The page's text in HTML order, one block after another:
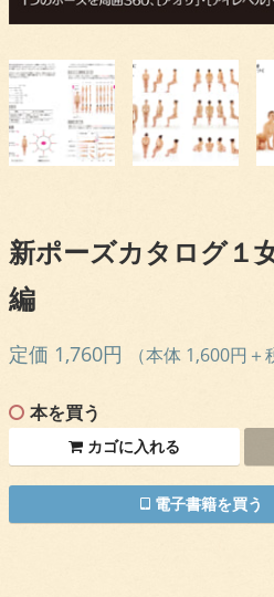
新ポーズカタログ１
編
定価 1,760円 （本体 1,600円＋
本を買う
カゴに入れる
電子書籍を買う